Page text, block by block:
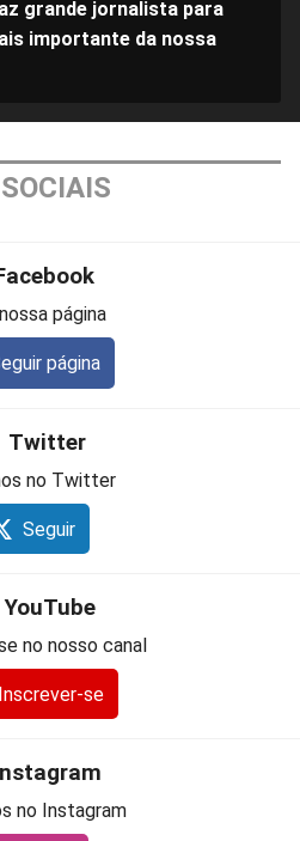
grande jornalista para
importante da nossa
página
página
Twitter
no Twitter
Seguir
YouTube
no nosso canal
Inscrever-se
no Instagram